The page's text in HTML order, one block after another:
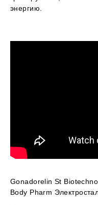
энергию.
Gonadorelin St
Body Pharm